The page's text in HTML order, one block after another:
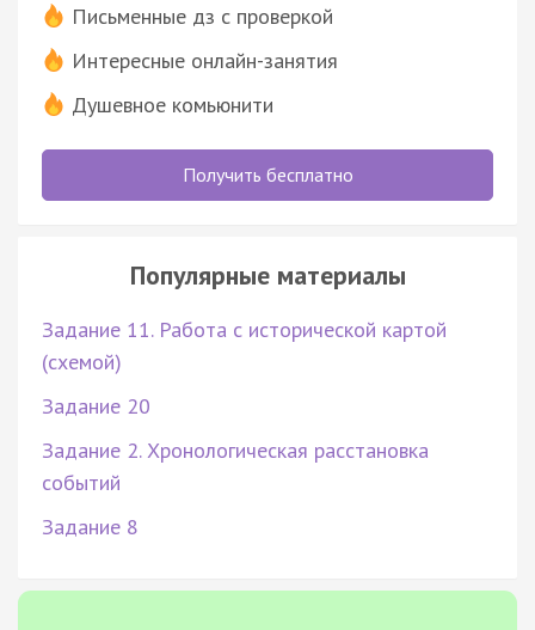
Письменные дз с проверкой
Интересные онлайн-занятия
Душевное комьюнити
Получить бесплатно
Популярные материалы
Задание 11. Работа с исторической картой
(схемой)
Задание 20
Задание 2. Хронологическая расстановка
событий
Задание 8